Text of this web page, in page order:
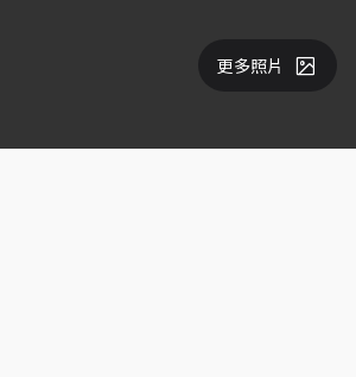
更多照片